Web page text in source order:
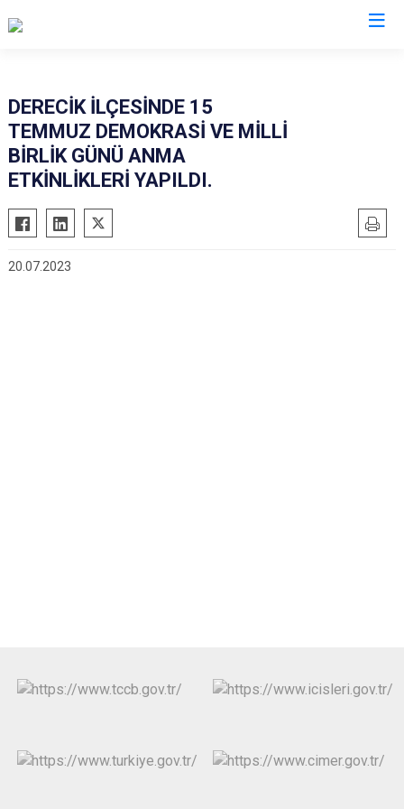
Çukurca
Şemdinli
Derecik
DERECİK İLÇESİNDE 15
TEMMUZ DEMOKRASİ VE MİLLİ
BİRLİK GÜNÜ ANMA
ETKİNLİKLERİ YAPILDI.
20.07.2023